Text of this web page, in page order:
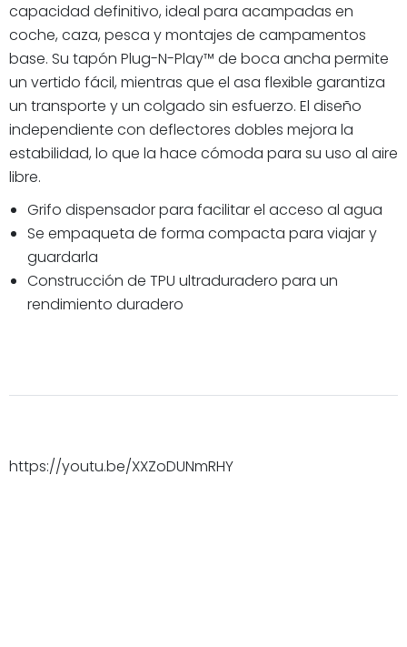
capacidad definitivo, ideal para acampadas en
coche, caza, pesca y montajes de campamentos
base. Su tapón Plug-N-Play™ de boca ancha permite
un vertido fácil, mientras que el asa flexible garantiza
un transporte y un colgado sin esfuerzo. El diseño
independiente con deflectores dobles mejora la
estabilidad, lo que la hace cómoda para su uso al aire
libre.
Grifo dispensador para facilitar el acceso al agua
Se empaqueta de forma compacta para viajar y
guardarla
Construcción de TPU ultraduradero para un
rendimiento duradero
https://youtu.be/XXZoDUNmRHY